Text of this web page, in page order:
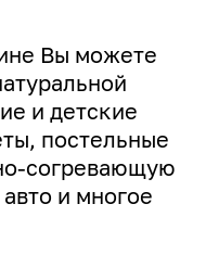
Вы можете
и детские
постельные
согревающую
и многое